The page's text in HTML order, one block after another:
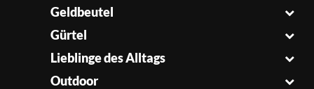
Geldbeutel
Gürtel
Lieblinge des Alltags
Outdoor